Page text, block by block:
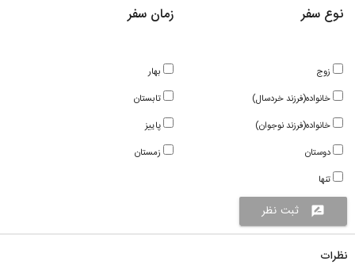
زمان سفر
بهار
تابستان
پاییز
زمستان
نوع سفر
زوج
خانواده(فرزند خردسال)
خانواده(فرزند نوجوان)
دوستان
تنها
rate_review ثبت نظر
نظرات